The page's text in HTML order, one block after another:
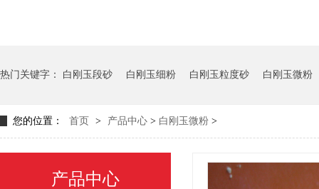
热门关键字： 白刚玉段砂 白刚玉细粉 白刚玉粒度砂 白刚玉微粉
您的位置： 首页 > 产品中心 > 白刚玉微粉 >
产品中心